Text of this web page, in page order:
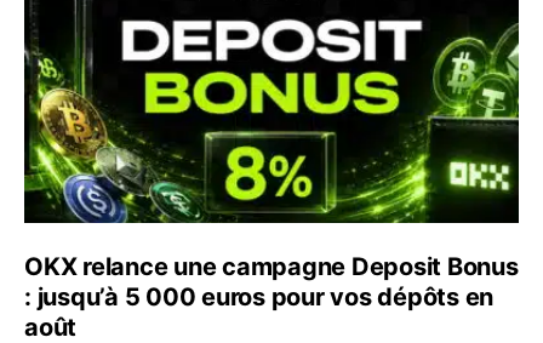
OKX relance une campagne Deposit Bonus
: jusqu’à 5 000 euros pour vos dépôts en
août